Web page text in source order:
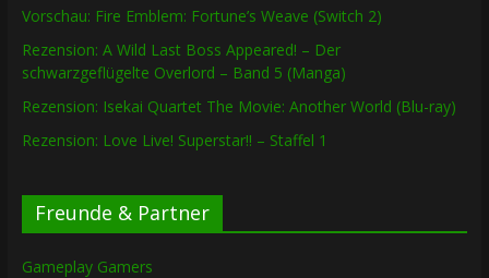
Vorschau: Fire Emblem: Fortune’s Weave (Switch 2)
Rezension: A Wild Last Boss Appeared! – Der
schwarzgeflügelte Overlord – Band 5 (Manga)
Rezension: Isekai Quartet The Movie: Another World (Blu-ray)
Rezension: Love Live! Superstar!! – Staffel 1
Freunde & Partner
Gameplay Gamers